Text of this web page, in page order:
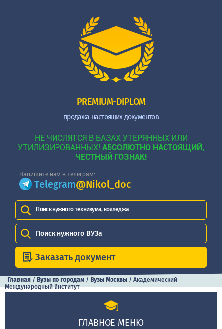
PREMIUM-DIPLOM
продажа настоящих документов
НЕ ЧИСЛЯТСЯ В БАЗАХ УТЕРЯННЫХ ИЛИ
УТИЛИЗИРОВАННЫХ! АБСОЛЮТНО НАСТОЯЩИЙ,
ЧЕСТНЫЙ ГОЗНАК!
Напишите нам в телеграм:
Telegram@Nikol_doc
Поиск нужного техникума, колледжа
Поиск нужного ВУЗа
Заказать документ
Главная / Вузы по городам / Вузы Москвы / Академический
Международный Институт
ГЛАВНОЕ МЕНЮ